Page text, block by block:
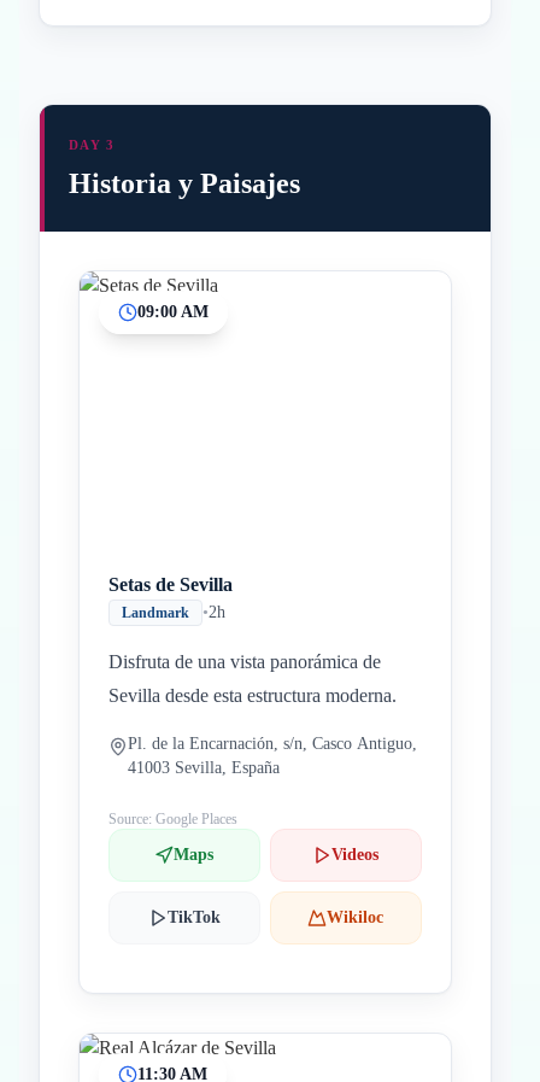
DAY 3
Historia y Paisajes
09:00 AM
Setas de Sevilla
Landmark •2h
Disfruta de una vista panorámica de
Sevilla desde esta estructura moderna.
Pl. de la Encarnación, s/n, Casco Antiguo,
41003 Sevilla, España
Source: Google Places
Maps Videos
TikTok Wikiloc
11:30 AM